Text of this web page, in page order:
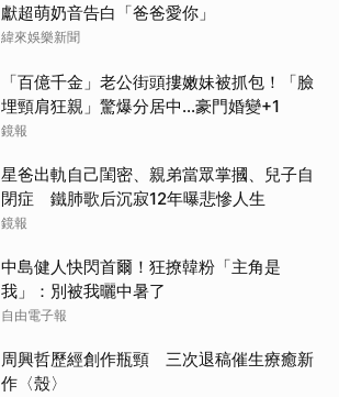
獻超萌奶音告白「爸爸愛你」
緯來娛樂新聞
「百億千金」老公街頭摟嫩妹被抓包！「臉
埋頸肩狂親」驚爆分居中...豪門婚變+1
鏡報
星爸出軌自己閨密、親弟當眾掌摑、兒子自
閉症 鐵肺歌后沉寂12年曝悲慘人生
鏡報
中島健人快閃首爾！狂撩韓粉「主角是
我」：別被我曬中暑了
自由電子報
周興哲歷經創作瓶頸 三次退稿催生療癒新
作〈殼〉